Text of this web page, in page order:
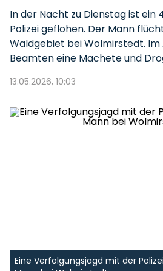
In der Nacht zu Dienstag ist
Polizei geflohen. Der Mann
Waldgebiet bei Wolmirstedt.
Beamten eine Machete und
13.05.2026, 10:03
Eine Verfolgungsjagd mit der